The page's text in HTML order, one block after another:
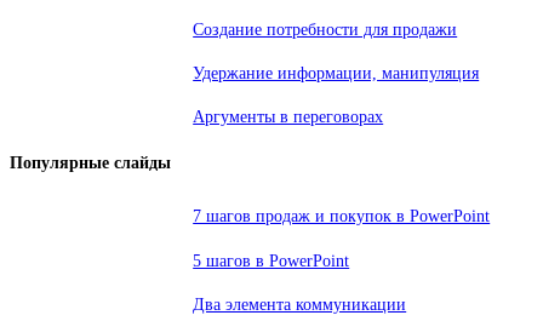
Создание потребности для продажи
Удержание информации, манипуляция
Аргументы в переговорах
Популярные слайды
7 шагов продаж и покупок в PowerPoint
5 шагов в PowerPoint
Два элемента коммуникации